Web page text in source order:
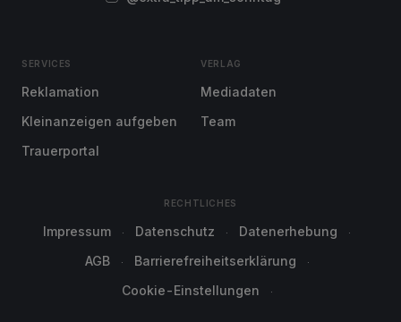
SERVICES
Reklamation
Kleinanzeigen aufgeben
Trauerportal
VERLAG
Mediadaten
Team
RECHTLICHES
Impressum Datenschutz
Datenerhebung
AGB
Barrierefreiheitserklärung
Cookie-Einstellungen